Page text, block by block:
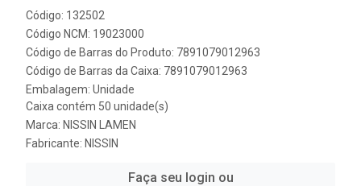
Código: 132502
Código NCM: 19023000
Código de Barras do Produto: 7891079012963
Código de Barras da Caixa: 7891079012963
Embalagem: Unidade
Caixa contém 50 unidade(s)
Marca: NISSIN LAMEN
Fabricante: NISSIN
Faça seu login ou